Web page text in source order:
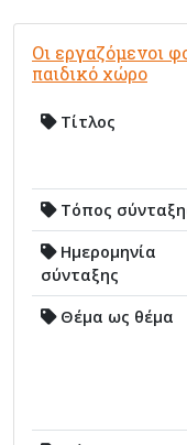
Οι εργαζόμενοι
παιδικό χώρο
Τίτλος
Τόπος
Ημερομηνία
σύνταξης
Θέμα ως θέμα